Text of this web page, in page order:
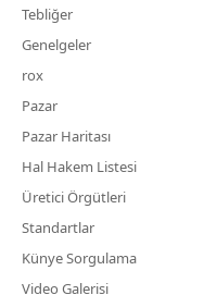
Tebliğer
Genelgeler
rox
Pazar
Pazar Haritası
Hal Hakem Listesi
Üretici Örgütleri
Standartlar
Künye Sorgulama
Video Galerisi